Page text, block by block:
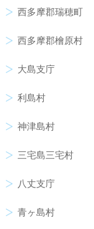
西多摩郡瑞穂町
西多摩郡檜原村
大島支庁
利島村
神津島村
三宅島三宅村
八丈支庁
青ヶ島村